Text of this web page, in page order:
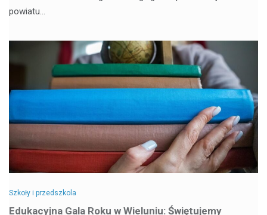
powiatu…
Szkoły i przedszkola
Edukacyjna Gala Roku w Wieluniu: Świętujemy